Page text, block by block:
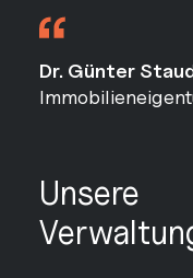
Dr. Günter
Unsere